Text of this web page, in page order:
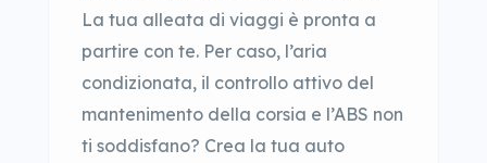
La tua alleata di viaggi è pronta a
partire con te. Per caso, l’aria
condizionata, il controllo attivo del
mantenimento della corsia e l’ABS non
ti soddisfano? Crea la tua auto